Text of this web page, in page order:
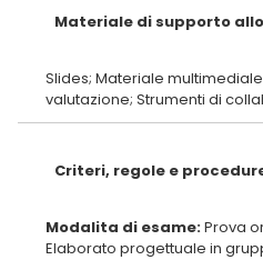
Materiale di supporto
Slides; Materiale
Criteri, regole e
Modalita di esame:Prova